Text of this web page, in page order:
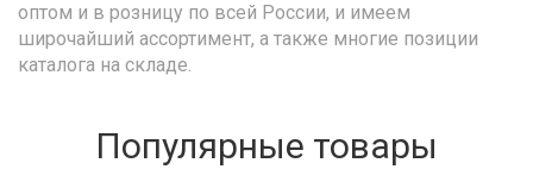
оптом и в розницу по всей России, и имеем
широчайший ассортимент, а также многие позиции
каталога на складе.
Популярные товары